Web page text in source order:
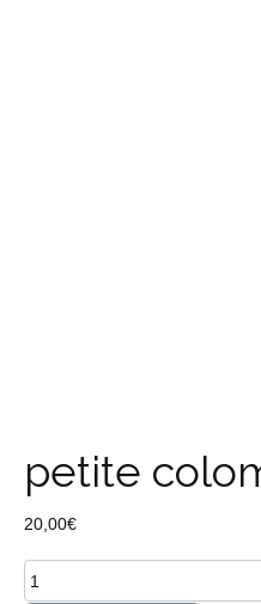
petite
20,00€
quantité
de